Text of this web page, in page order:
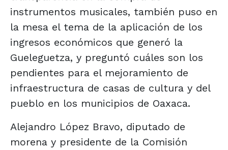
instrumentos musicales, también puso en
la mesa el tema de la aplicación de los
ingresos económicos que generó la
Gueleguetza, y preguntó cuáles son los
pendientes para el mejoramiento de
infraestructura de casas de cultura y del
pueblo en los municipios de Oaxaca.
Alejandro López Bravo, diputado de
morena y presidente de la Comisión